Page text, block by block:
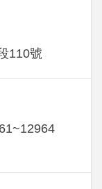
110號